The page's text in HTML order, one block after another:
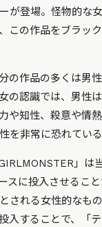
が登場。怪物的な
この作品をブラッ
の作品の多くは男
の認識では、男性
や知性、殺意や情
を非常に恐れている
」は
スに投入させるこ
される女性的なも
入することで、「